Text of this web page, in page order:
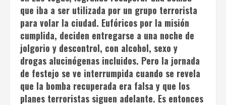
que iba a ser utilizada por un grupo terrorista
para volar la ciudad. Eufóricos por la misión
cumplida, deciden entregarse a una noche de
jolgorio y descontrol, con alcohol, sexo y
drogas alucinógenas incluidos. Pero la jornada
de festejo se ve interrumpida cuando se revela
que la bomba recuperada era falsa y que los
planes terroristas siguen adelante. Es entonces